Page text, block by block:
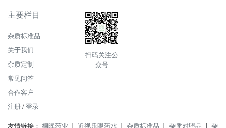
主要栏目
杂质标准品
关于我们
杂质定制
常见问答
合作客户
注册 / 登录
扫码关注公
众号